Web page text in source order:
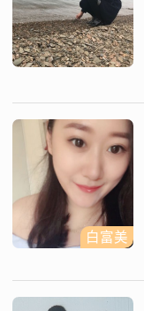
白富美